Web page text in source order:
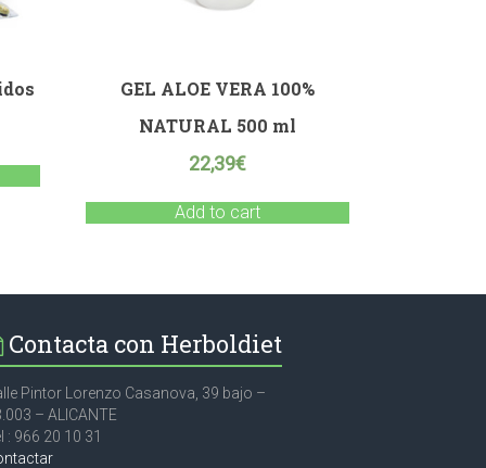
GEL ALOE VERA 100%
NATURAL 500 ml
22,39€
Add to cart
Contacta con Herboldiet
Pintor Lorenzo Casanova, 39 bajo –
– ALICANTE
: 966 20 10 31